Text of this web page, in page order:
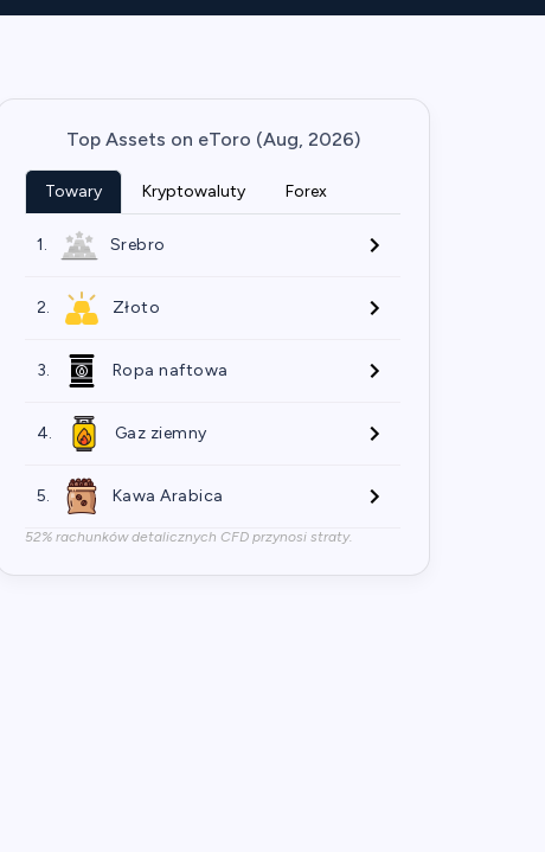
Top Assets on eToro (Aug, 2026)
Towary Kryptowaluty Forex
1. Srebro
2. Złoto
3. Ropa naftowa
4. Gaz ziemny
5. Kawa Arabica
52% rachunków detalicznych CFD przynosi straty.